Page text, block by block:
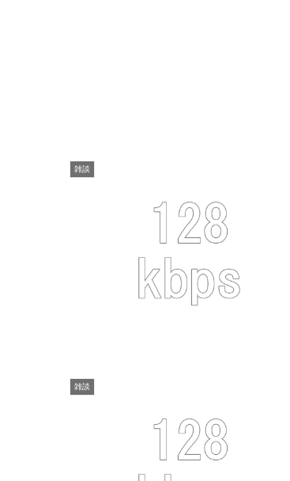
雑談
雑談